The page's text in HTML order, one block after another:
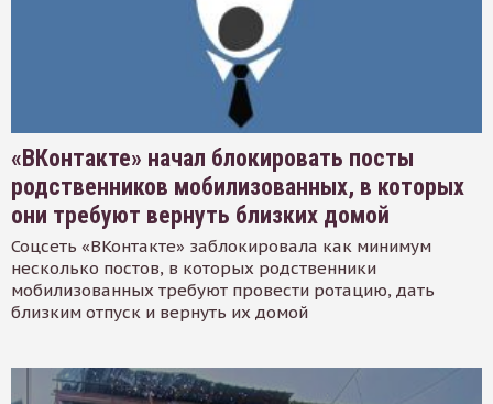
«ВКонтакте» начал блокировать посты
родственников мобилизованных, в которых
они требуют вернуть близких домой
Соцсеть «ВКонтакте» заблокировала как минимум
несколько постов, в которых родственники
мобилизованных требуют провести ротацию, дать
близким отпуск и вернуть их домой